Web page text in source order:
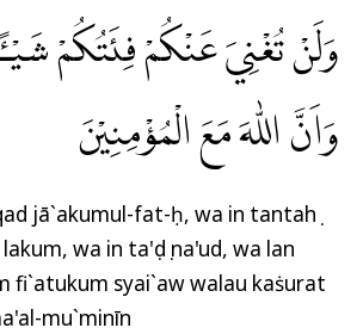
وَلَنْ تُغْنِيَ عَنْكُمْ فِئَتُكُمْ
وَاَنَّ اللّٰهَ مَعَ الْمُؤْمِنِيْنَ
jā`akumul-fat-ḥ, wa in tantahụ
wa in ta'ụdụ na'ud, wa lan
fi`atukum syai`aw walau kaṡurat
mu`minīn